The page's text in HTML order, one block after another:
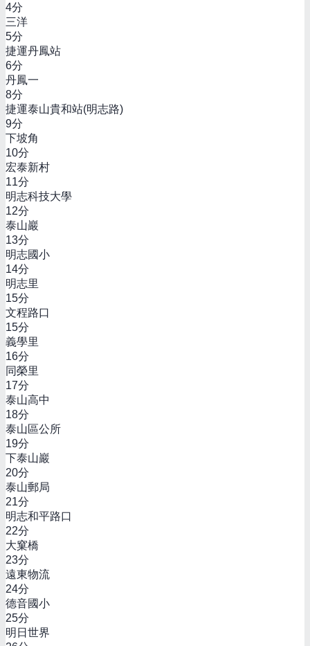
4分
三洋
5分
捷運丹鳳站
6分
丹鳳一
8分
捷運泰山貴和站(明志路)
9分
下坡角
10分
宏泰新村
11分
明志科技大學
12分
泰山巖
13分
明志國小
14分
明志里
15分
文程路口
15分
義學里
16分
同榮里
17分
泰山高中
18分
泰山區公所
19分
下泰山巖
20分
泰山郵局
21分
明志和平路口
22分
大窠橋
23分
遠東物流
24分
德音國小
25分
明日世界